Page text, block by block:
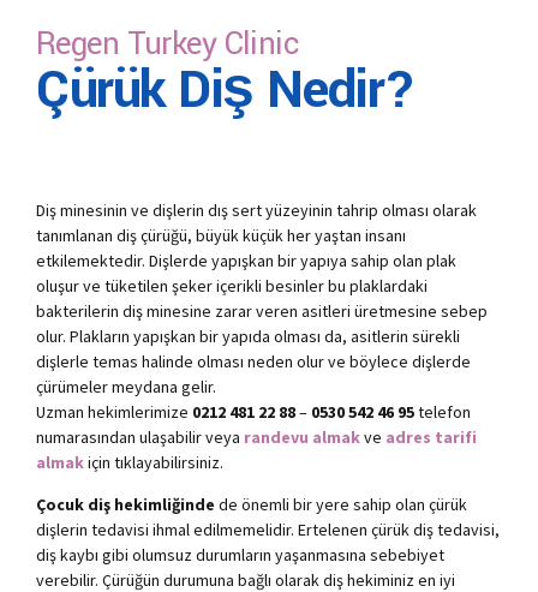
Regen Turkey Clinic
Çürük Diş Nedir?
Diş minesinin ve dişlerin dış sert yüzeyinin tahrip olması olarak
tanımlanan diş çürüğü, büyük küçük her yaştan insanı
etkilemektedir. Dişlerde yapışkan bir yapıya sahip olan plak
oluşur ve tüketilen şeker içerikli besinler bu plaklardaki
bakterilerin diş minesine zarar veren asitleri üretmesine sebep
olur. Plakların yapışkan bir yapıda olması da, asitlerin sürekli
dişlerle temas halinde olması neden olur ve böylece dişlerde
çürümeler meydana gelir.
Uzman hekimlerimize 0212 481 22 88– 0530 542 46 95telefon
numarasından ulaşabilir veya randevu almakve adres tarifi
almakiçin tıklayabilirsiniz.
Çocuk diş hekimliğinde de önemli bir yere sahip olan çürük
dişlerin tedavisi ihmal edilmemelidir. Ertelenen çürük diş tedavisi,
diş kaybı gibi olumsuz durumların yaşanmasına sebebiyet
verebilir. Çürüğün durumuna bağlı olarak diş hekiminiz en iyi